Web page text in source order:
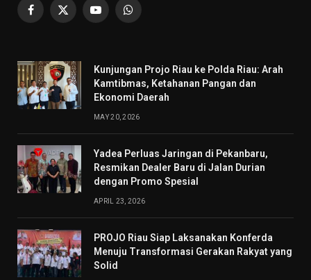
Facebook
X
YouTubeWhatsApp
Kunjungan Projo Riau ke Polda Riau: Arah
Kamtibmas, Ketahanan Pangan dan
Ekonomi Daerah
MAY 20, 2026
Yadea Perluas Jaringan di Pekanbaru,
Resmikan Dealer Baru di Jalan Durian
dengan Promo Spesial
APRIL 23, 2026
PROJO Riau Siap Laksanakan Konferda
Menuju Transformasi Gerakan Rakyat yang
Solid